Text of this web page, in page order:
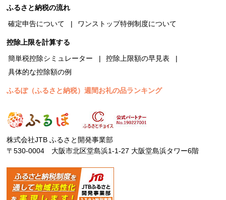
ふるさと納税の流れ
確定申告について
ワンストップ特例制度について
控除上限を計算する
簡単税控除シミュレーター
控除上限額の早見表
具体的な控除額の例
ふるぽ（ふるさと納税）週間お礼の品ランキング
株式会社JTB ふるさと開発事業部
〒530-0004 大阪市北区堂島浜1-1-27 大阪堂島浜タワー6階